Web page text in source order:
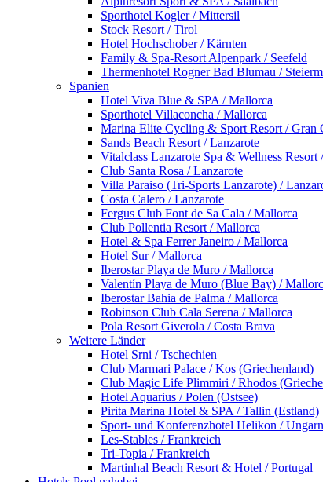
Sporthotel Kogler / Mittersil
Stock Resort / Tirol
Hotel Hochschober / Kärnten
Family & Spa-Resort Alpenpark / Seefeld
Thermenhotel Rogner Bad Blumau /
Spanien
Hotel Viva Blue & SPA / Mallorca
Sporthotel Villaconcha / Mallorca
Marina Elite Cycling & Sport Resort / Gran
Sands Beach Resort / Lanzarote
Vitalclass Lanzarote Spa & Wellness Resort
Club Santa Rosa / Lanzarote
Villa Paraiso (Tri-Sports Lanzarote) /
Costa Calero / Lanzarote
Fergus Club Font de Sa Cala / Mallorca
Club Pollentia Resort / Mallorca
Hotel & Spa Ferrer Janeiro / Mallorca
Hotel Sur / Mallorca
Iberostar Playa de Muro / Mallorca
Valentín Playa de Muro (Blue Bay) /
Iberostar Bahia de Palma / Mallorca
Robinson Club Cala Serena / Mallorca
Pola Resort Giverola / Costa Brava
Weitere Länder
Hotel Srni / Tschechien
Club Marmari Palace / Kos (Griechenland)
Club Magic Life Plimmiri / Rhodos
Hotel Aquarius / Polen (Ostsee)
Pirita Marina Hotel & SPA / Tallin (Estland)
Sport- und Konferenzhotel Helikon / Ungarn
Les-Stables / Frankreich
Tri-Topia / Frankreich
Martinhal Beach Resort & Hotel / Portugal